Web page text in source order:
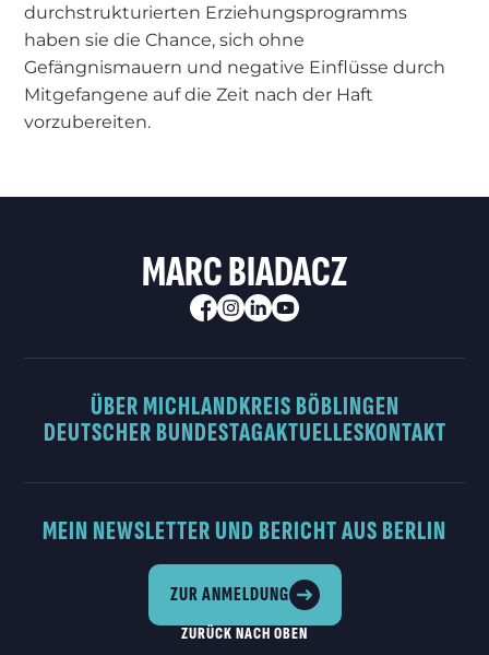
durchstrukturierten Erziehungsprogramms
haben sie die Chance, sich ohne
Gefängnismauern und negative Einflüsse durch
Mitgefangene auf die Zeit nach der Haft
vorzubereiten.
MARC BIADACZ
ÜBER MICHLANDKREIS BÖBLINGEN
DEUTSCHER BUNDESTAGAKTUELLESKONTAKT
MEIN NEWSLETTER UND BERICHT AUS BERLIN
ZUR ANMELDUNG
ZURÜCK NACH OBEN